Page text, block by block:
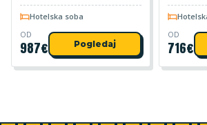
Hotelska soba
OD
987€ Pogledaj
OD
716€